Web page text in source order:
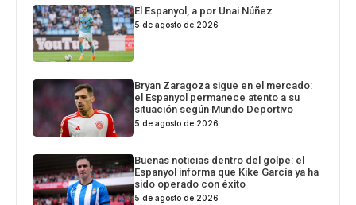
El Espanyol, a por Unai Núñez
5 de agosto de 2026
Bryan Zaragoza sigue en el mercado:
el Espanyol permanece atento a su
situación según Mundo Deportivo
5 de agosto de 2026
Buenas noticias dentro del golpe: el
Espanyol informa que Kike García ya ha
sido operado con éxito
5 de agosto de 2026